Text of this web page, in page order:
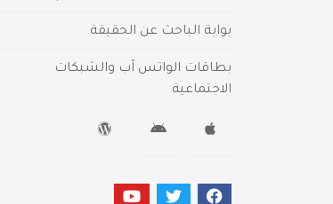
بوابة الباحث عن الحقيقة
بطاقات الواتس آب والشبكات
الاجتماعية